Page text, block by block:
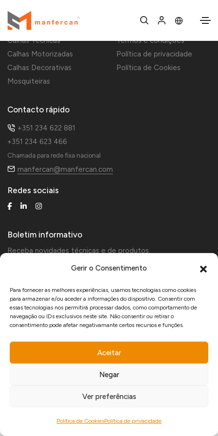
Gerir o Consentimento
Para fornecer as melhores experiências, usamos tecnologias como cookies
para armazenar e/ou aceder a informações do dispositivo. Consentir com
essas tecnologias nos permitirá processar dados, como comportamento de
navegação ou IDs exclusivos neste site. Não consentir ou retirar o
consentimento pode afetar negativamante certos recursos e funções.
Aceitar
Negar
Ver preferências
Política de CookiesPolítica de privacidade
Decoração de casa
Calhas Técnicas
Calhas Motorizadas
Calhas Decorativas
Mosquiteiras
Informação
Termos e condições
Política de privacidade
Política de Cookies
Contacto rápido
+351 234 622 881
+351 234 623 466
Chamada para rede fixa nacional
manfercan@manfercan.com
Redes sociais
Boletim informativo
Receba novidades técnicas e de produtos.
Aceito receber comunicações de marketing da Manfercan e declaro que li e
aceito aPolítica de Privacidade